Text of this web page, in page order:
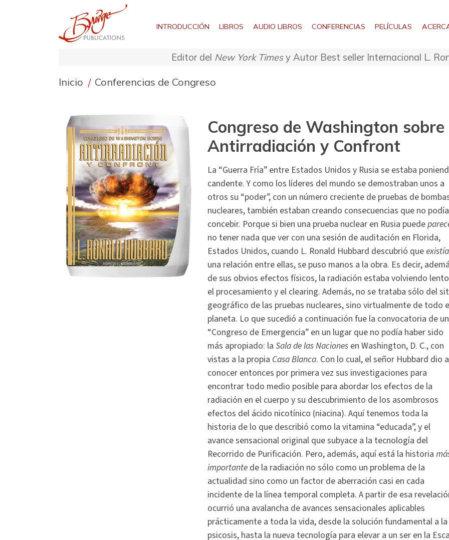
INTRODUCCIÓN LIBROS AUDIO LIBROS CONFERENCIAS PELÍCULAS
Editor del New York Timesy Autor Best seller Internacional L.
Inicio / Conferencias de Congreso
Congreso de Washington sobre
Antirradiación y Confront
La “Guerra Fría” entre Estados Unidos y Rusia se estaba
candente. Y como los líderes del mundo se demostraban unos a
otros su “poder”, con un número creciente de pruebas de
nucleares, también estaban creando consecuencias que no
concebir. Porque si bien una prueba nuclear en Rusia puede
no tener nada que ver con una sesión de auditación en Florida,
Estados Unidos, cuando L. Ronald Hubbard descubrió queexistía
una relación entre ellas, se puso manos a la obra. Es decir,
de sus obvios efectos físicos, la radiación estaba volviendo
el procesamiento y el clearing. Además, no se trataba sólo del
geográfico de las pruebas nucleares, sino virtualmente de todo
planeta. Lo que sucedió a continuación fue la convocatoria de un
“Congreso de Emergencia” en un lugar que no podía haber sido
más apropiado: la Sala de las Nacionesen Washington, D. C., con
vistas a la propia Casa Blanca. Con lo cual, el señor Hubbard dio a
conocer entonces por primera vez sus investigaciones para
encontrar todo medio posible para abordar los efectos de la
radiación en el cuerpo y su descubrimiento de los asombrosos
efectos del ácido nicotínico (niacina). Aquí tenemos toda la
historia de lo que describió como la vitamina “educada”, y el
avance sensacional original que subyace a la tecnología del
Recorrido de Purificación. Pero, además, aquí está la historia
importantede la radiación no sólo como un problema de la
actualidad sino como un factor de aberración casi en cada
incidente de la línea temporal completa. A partir de esa
ocurrió una avalancha de avances sensacionales aplicables
prácticamente a toda la vida, desde la solución fundamental a la
psicosis, hasta la nueva tecnología para elevar a un ser en la